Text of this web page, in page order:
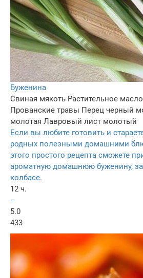
Буженина
Свиная мякоть Растительное масло
Прованские травы Перец черный
молотая Лавровый лист молотый
Если вы любите готовить и
родных полезными домашними
этого простого рецепта сможете
ароматную домашнюю буженину,
колбасе.
12 ч.
–
5.0
433